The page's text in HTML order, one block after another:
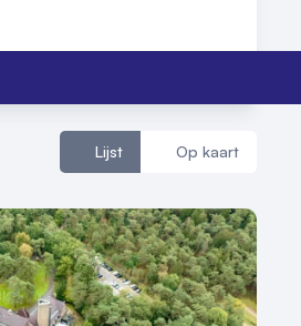
Lijst Op kaart